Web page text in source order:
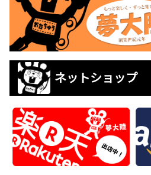
ネットショップ